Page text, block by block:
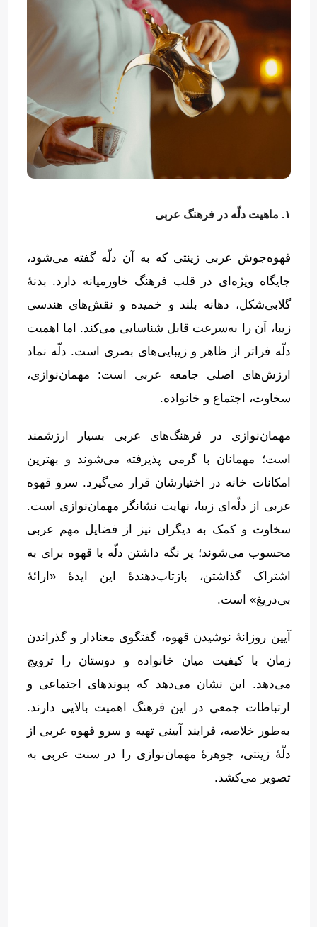
۱. ماهیت دلّه در فرهنگ عربی
قهوه‌جوش عربی زینتی که به آن دلّه گفته می‌شود،
جایگاه ویژه‌ای در قلب فرهنگ خاورمیانه دارد. بدنهٔ
گلابی‌شکل، دهانه بلند و خمیده و نقش‌های هندسی
زیبا، آن را به‌سرعت قابل شناسایی می‌کند.
اما اهمیت
دلّه فراتر از ظاهر و زیبایی‌های بصری است. دلّه نماد
ارزش‌های اصلی جامعه عربی است: مهمان‌نوازی،
سخاوت، اجتماع و خانواده.
مهمان‌نوازی در فرهنگ‌های عربی بسیار ارزشمند
است؛ مهمانان با گرمی پذیرفته می‌شوند و بهترین
امکانات خانه در اختیارشان قرار می‌گیرد. سرو قهوه
عربی از دلّه‌ای زیبا، نهایت نشانگر مهمان‌نوازی است.
سخاوت و کمک به دیگران نیز از فضایل مهم عربی
محسوب می‌شوند؛ پر نگه داشتن دلّه با قهوه برای به
اشتراک گذاشتن، بازتاب‌دهندهٔ این ایدهٔ« ارائهٔ
بی‌دریغ» است.
آیین روزانهٔ نوشیدن قهوه، گفتگوی معنادار و گذراندن
زمان با کیفیت میان خانواده و دوستان را ترویج
می‌دهد.
این نشان می‌دهد که پیوندهای اجتماعی و
ارتباطات جمعی در این فرهنگ اهمیت بالایی دارند.
به‌طور خلاصه، فرایند آیینی تهیه و سرو قهوه عربی از
دلّهٔ زینتی، جوهرهٔ مهمان‌نوازی را در سنت عربی به
تصویر می‌کشد.